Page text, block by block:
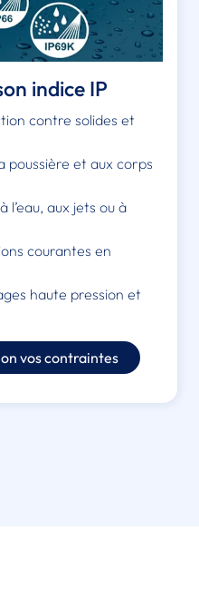
indice IP
contre solides et
poussière et aux corps
l’eau, aux jets ou à
courantes en
haute pression et
vos contraintes